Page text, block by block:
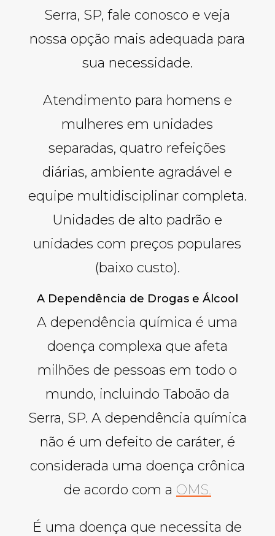
Serra, SP, fale conosco e veja
nossa opção mais adequada para
sua necessidade.
Atendimento para homens e
mulheres em unidades
separadas, quatro refeições
diárias, ambiente agradável e
equipe multidisciplinar completa.
Unidades de alto padrão e
unidades com preços populares
(baixo custo).
A Dependência de Drogas e Álcool
A dependência química é uma
doença complexa que afeta
milhões de pessoas em todo o
mundo, incluindo Taboão da
Serra, SP. A dependência química
não é um defeito de caráter, é
considerada uma doença crônica
de acordo com a OMS.
É uma doença que necessita de